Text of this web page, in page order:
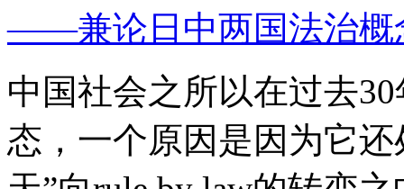
——兼论日中两国法治概
中国社会之所以在过去
态，一个原因是因为它